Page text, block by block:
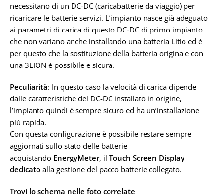
necessitano di un DC-DC (caricabatterie da viaggio) per
ricaricare le batterie servizi. L’impianto nasce già adeguato
ai parametri di carica di questo DC-DC di primo impianto
che non variano anche installando una batteria Litio ed è
per questo che la sostituzione della batteria originale con
una 3LION è possibile e sicura.
Peculiarità: In questo caso la velocità di carica dipende
dalle caratteristiche del DC-DC installato in origine,
l’impianto quindi è sempre sicuro ed ha un’installazione
più rapida.
Con questa configurazione è possibile restare sempre
aggiornati sullo stato delle batterie
acquistando EnergyMeter, il Touch Screen Display
dedicato alla gestione del pacco batterie collegato.
Trovi lo schema nelle foto correlate